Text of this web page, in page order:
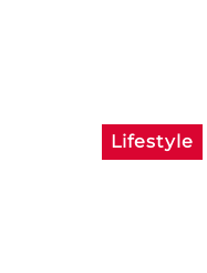
Lifestyle